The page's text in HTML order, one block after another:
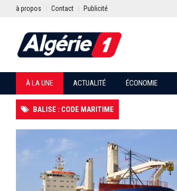
à propos Contact Publicité
À LA UNE ACTUALITÉ ÉCONOMIE
BALISE : CODE MARITIME